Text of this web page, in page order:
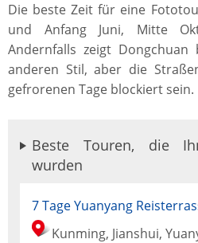
Die beste Zeit für eine
und Anfang Juni, Mitte
Andernfalls zeigt Dongchuan
anderen Stil, aber die
gefrorenen Tage blockiert sein.
Beste Touren, die
wurden
7 Tage Yuanyang
Kunming, Jianshui,